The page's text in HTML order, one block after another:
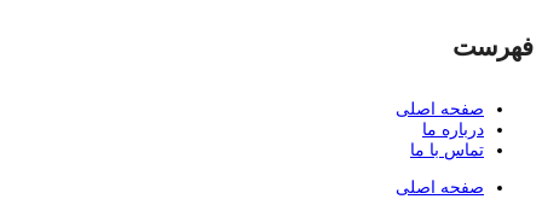
فهرست
صفحه اصلی
درباره ما
تماس با ما
صفحه اصلی